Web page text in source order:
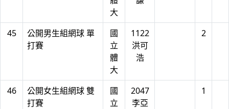
大
45
公開男生組網球 單
打賽
國
立
體
大
1122
洪可
浩
2
46
公開女生組網球 雙
打賽
國
立
2047
李亞
1